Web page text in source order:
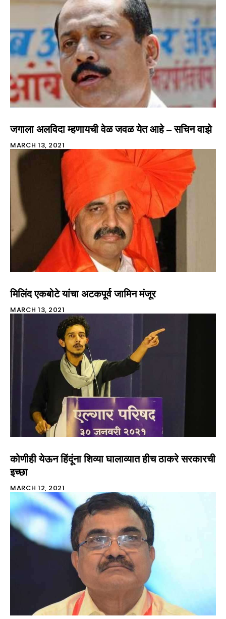
जगाला अलविदा म्हणायची वेळ जवळ येत आहे – सचिन वाझे
MARCH 13, 2021
मिलिंद एकबोटे यांचा अटकपूर्व जामिन मंजूर
MARCH 13, 2021
कोणीही येऊन हिंदूंना शिव्या घालाव्यात हीच ठाकरे सरकारची
इच्छा
MARCH 12, 2021